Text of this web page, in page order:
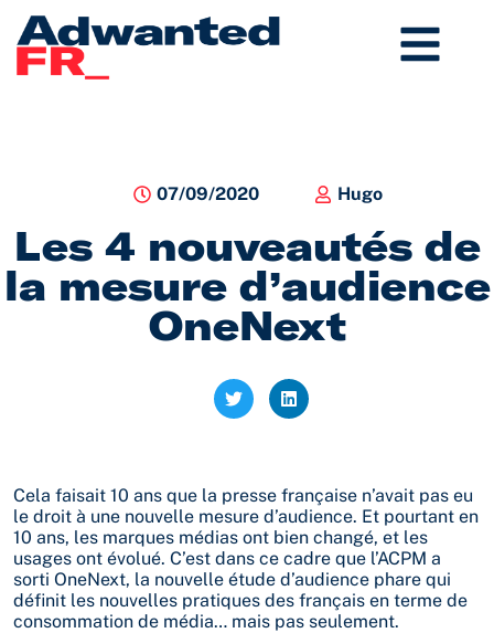
Aller
contenu
07/09/2020 Hugo
Les 4 nouveautés de
la mesure d’audience
OneNext
Cela faisait 10 ans que la presse française n’avait pas eu
le droit à une nouvelle mesure d’audience. Et pourtant en
10 ans, les marques médias ont bien changé, et les
usages ont évolué. C’est dans ce cadre que l’ACPM a
sorti OneNext, la nouvelle étude d’audience phare qui
définit les nouvelles pratiques des français en terme de
consommation de média… mais pas seulement.